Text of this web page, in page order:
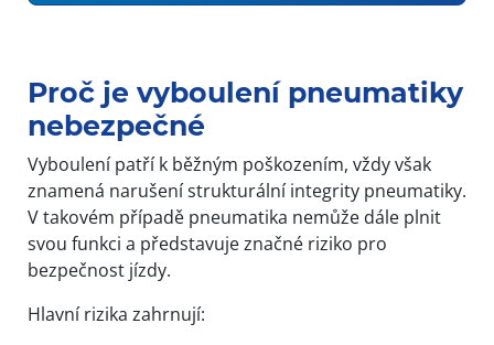
Proč je vyboulení pneumatiky
nebezpečné
Vyboulení patří k běžným poškozením, vždy však
znamená narušení strukturální integrity pneumatiky.
V takovém případě pneumatika nemůže dále plnit
svou funkci a představuje značné riziko pro
bezpečnost jízdy.
Hlavní rizika zahrnují: